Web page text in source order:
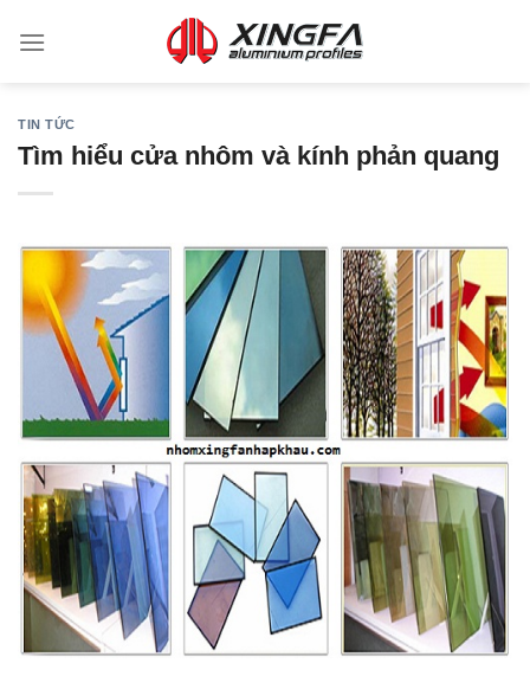
TIN TỨC
Tìm hiểu cửa nhôm và kính phản quang